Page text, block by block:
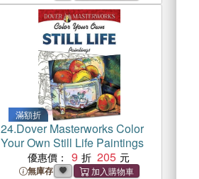
滿額折
24.Dover Masterworks Color
Your Own Still Life Paintings
優惠價： 9 205
無庫存